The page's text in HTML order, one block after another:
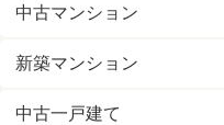
中古マンション
新築マンション
中古一戸建て